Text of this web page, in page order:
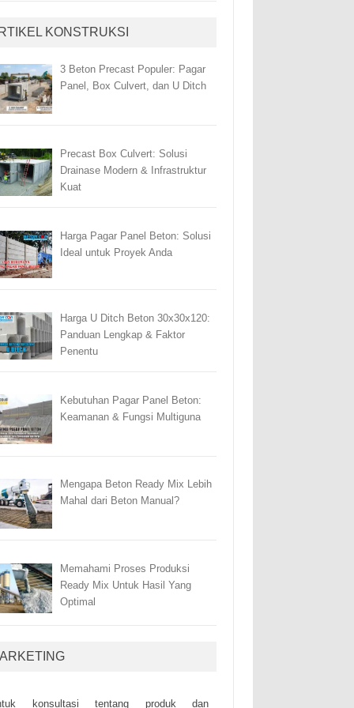
KONSTRUKSI
3 Beton Precast Populer: Pagar
Panel, Box Culvert, dan U Ditch
Precast Box Culvert: Solusi
Drainase Modern & Infrastruktur
Kuat
Harga Pagar Panel Beton: Solusi
Ideal untuk Proyek Anda
Harga U Ditch Beton 30x30x120:
Panduan Lengkap & Faktor
Penentu
Kebutuhan Pagar Panel Beton:
Keamanan & Fungsi Multiguna
Mengapa Beton Ready Mix Lebih
Mahal dari Beton Manual?
Memahami Proses Produksi
Ready Mix Untuk Hasil Yang
Optimal
kоnsultаsі tеntаng рrоduk dаn